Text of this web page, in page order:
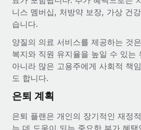
기기 관리
전 세계 IT 장비 제공 및 추적 관리
법인 설립
법인 설립을 빠르고 준법적으로 지원
글로벌 인재 이동 및 전근
직원 해외 이전을 간편하게 처리
복리후생
손쉬운 직원 복리후생 관리
글로벌 급여
EOR 및 PEO
계약자 관리
세금
블로그
니스 멤버십, 처방약 보장, 가상 건
습니다.
양질의 의료 서비스를 제공하는 것
복지와 직원 유지율을 높일 수 있는
아니라 많은 고용주에게 사회적 책
도 합니다.
은퇴 계획
은퇴 플랜은 개인의 장기적인 재정
는 데 도움이 되는 중요한 부가 혜택